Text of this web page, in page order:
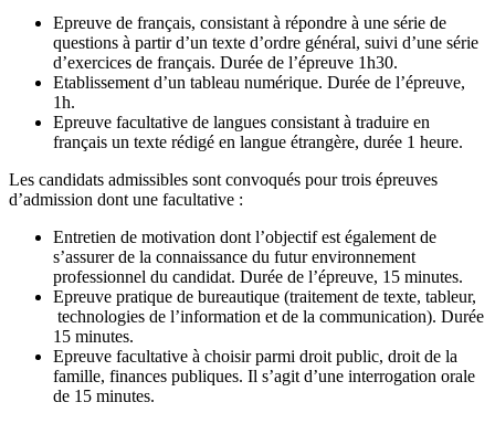
Epreuve de français, consistant à répondre à une série de
questions à partir d’un texte d’ordre général, suivi d’une série
d’exercices de français. Durée de l’épreuve 1h30.
Etablissement d’un tableau numérique. Durée de l’épreuve,
1h.
Epreuve facultative de langues consistant à traduire en
français un texte rédigé en langue étrangère, durée 1 heure.
Les candidats admissibles sont convoqués pour trois épreuves
d’admission dont une facultative :
Entretien de motivation dont l’objectif est également de
s’assurer de la connaissance du futur environnement
professionnel du candidat. Durée de l’épreuve, 15 minutes.
Epreuve pratique de bureautique (traitement de texte, tableur,
technologies de l’information et de la communication). Durée
15 minutes.
Epreuve facultative à choisir parmi droit public, droit de la
famille, finances publiques. Il s’agit d’une interrogation orale
de 15 minutes.